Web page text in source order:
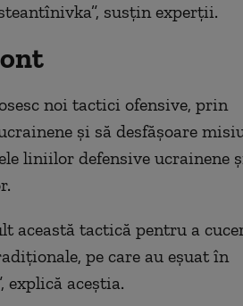
susțin experții.
noi tactici ofensive, prin
și să desfășoare
liniilor defensive ucrainene
această tactică pentru a
pe care au eșuat în
explică aceștia.